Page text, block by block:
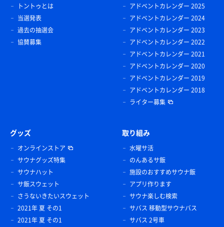
トントゥとは
当選発表
過去の抽選会
協賛募集
アドベントカレンダー 2025
アドベントカレンダー 2024
アドベントカレンダー 2023
アドベントカレンダー 2022
アドベントカレンダー 2021
アドベントカレンダー 2020
アドベントカレンダー 2019
アドベントカレンダー 2018
ライター募集
グッズ
オンラインストア
サウナグッズ特集
サウナハット
サ飯スウェット
さうないきたいスウェット
2021年 夏 その1
2021年 夏 その1
取り組み
水曜サ活
のんあるサ飯
施設のおすすめサウナ飯
アプリ作ります
サウナ楽しむ検索
サバス 移動型サウナバス
サバス 2号車